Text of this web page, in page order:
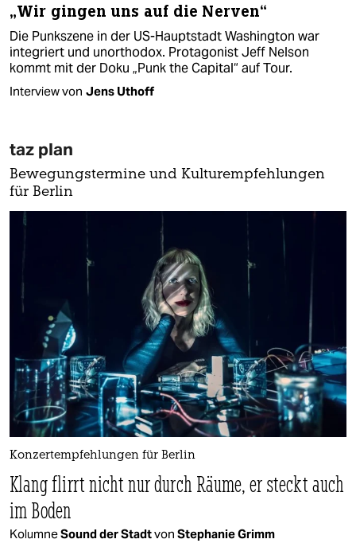
„Wir gingen uns auf die Nerven“
Die Punkszene in der US-Hauptstadt Washington war
integriert und unorthodox. Protagonist Jeff Nelson
kommt mit der Doku „Punk the Capital“ auf Tour.
Interview von Jens Uthoff
taz plan
Bewegungstermine und Kulturempfehlungen
für Berlin
Konzertempfehlungen für Berlin
Klang flirrt nicht nur durch Räume, er steckt auch
im Boden
KolumneSound der Stadtvon Stephanie Grimm